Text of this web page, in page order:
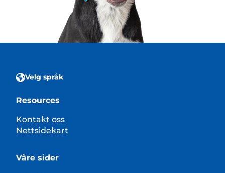
Velg språk
Resources
Kontakt oss
Nettsidekart
Våre sider